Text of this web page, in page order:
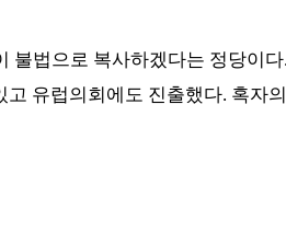
불법으로 복사하겠다는 정당이다.
고 유럽의회에도 진출했다. 혹자